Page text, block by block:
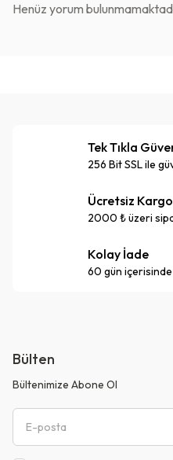
Henüz yorum
Tek Tıkla
256 Bit SSL ile
Ücretsiz Kargo
2000 ₺ üzeri
Kolay İade
60 gün
Bülten
Bültenimize Abone Ol